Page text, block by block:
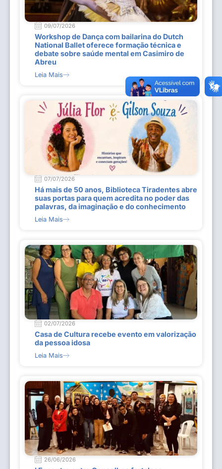
09/07/2026
Workshop de Dança com bailarina do Dutch
National Ballet oferece formação técnica e
debate sobre saúde mental em Casimiro de
Abreu
Leia Mais
07/07/2026
Há mais de 50 anos, Biblioteca Tiradentes abre
suas portas para quem acredita no poder das
palavras, da imaginação e do conhecimento
Leia Mais
02/07/2026
Casa de Cultura recebe evento em valorização
da pessoa idosa
Leia Mais
26/06/2026